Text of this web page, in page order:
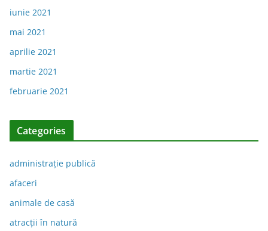
iunie 2021
mai 2021
aprilie 2021
martie 2021
februarie 2021
Categories
administraţie publică
afaceri
animale de casă
atracții în natură